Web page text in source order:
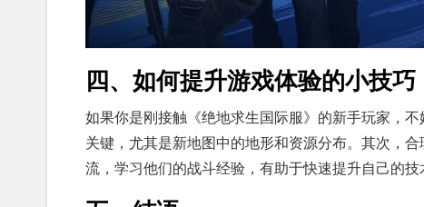
四、如何提升游戏体验的小技巧
如果你是刚接触《绝地求生国际服》的新手玩家，
关键，尤其是新地图中的地形和资源分布。其次，
流，学习他们的战斗经验，有助于快速提升自己的技